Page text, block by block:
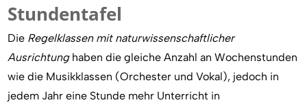
Stundentafel
Die Regelklassen mit naturwissenschaftlicher
Ausrichtunghaben die gleiche Anzahl an Wochenstunden
wie die Musikklassen (Orchester und Vokal), jedoch in
jedem Jahr eine Stunde mehr Unterricht in